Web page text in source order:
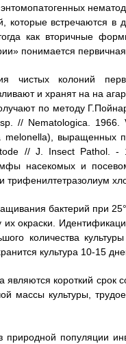
которые
как вторичные
понимается
чистых колоний
и хранят на на
по методу
// Nematologica.
выращенных
// J. Insect
насекомых и
трифенилтетразолиум
бактерий при
их окраски.
количества
культура 10-15
являются короткий
массы культуры,
природной популяции